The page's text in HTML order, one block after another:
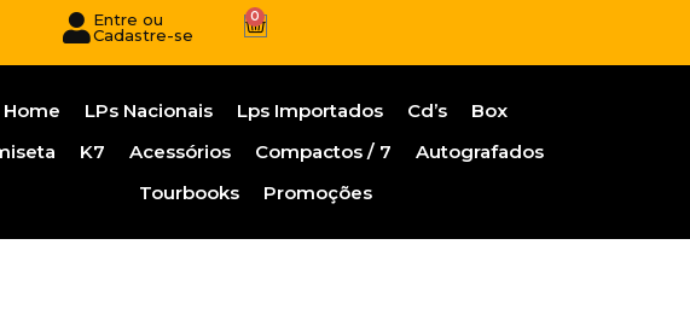
Entre ou
Cadastre-se
0
Home LPs Nacionais Lps Importados Cd’s
Box
K7 Acessórios Compactos / 7
Autografados
Tourbooks
Promoções